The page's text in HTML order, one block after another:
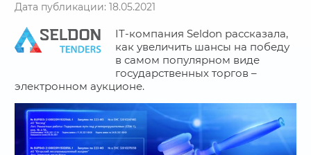
Дата публикации: 18.05.2021
IT-компания Seldon рассказала,
как увеличить шансы на победу
в самом популярном виде
государственных торгов –
электронном аукционе.